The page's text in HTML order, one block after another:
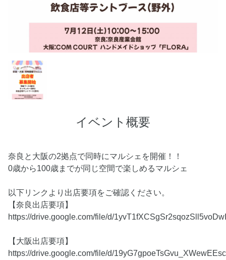
イベント概要
奈良と大阪の2拠点で同時にマルシェを開催！！
0歳から100歳までが同じ空間で楽しめるマルシェ
以下リンクより出店要項をご確認ください。
【奈良出店要項】
https://drive.google.com/file/d/
【大阪出店要項】
https://drive.google.com/file/d/